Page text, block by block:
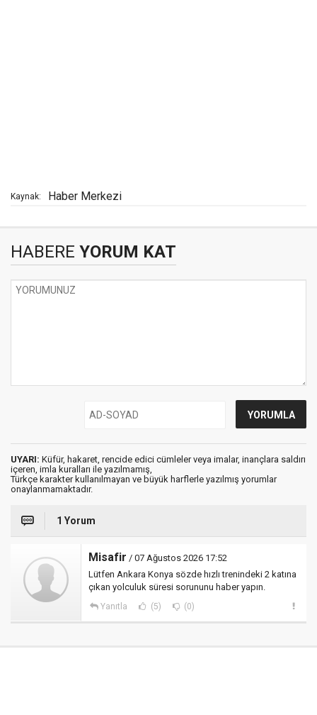
Kaynak: Haber Merkezi
HABERE YORUM KAT
UYARI: Küfür, hakaret, rencide edici cümleler veya imalar, inançlara saldırı
içeren, imla kuralları ile yazılmamış,
Türkçe karakter kullanılmayan ve büyük harflerle yazılmış yorumlar
onaylanmamaktadır.
1 Yorum
Misafir / 07 Ağustos 2026 17:52
Lütfen Ankara Konya sözde hızlı trenindeki 2 katına
çıkan yolculuk süresi sorununu haber yapın.
Yanıtla (5) (0)